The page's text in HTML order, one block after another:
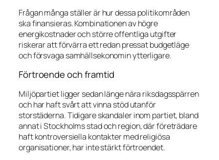
Frågan många ställer är hur dessa politikområden
ska finansieras. Kombinationen av högre
energikostnader och större offentliga utgifter
riskerar att förvärra ett redan pressat budgetläge
och försvaga samhällsekonomin ytterligare.
Förtroende och framtid
Miljöpartiet ligger sedan länge nära riksdagsspärren
och har haft svårt att vinna stöd utanför
storstäderna. Tidigare skandaler inom partiet, bland
annat i Stockholms stad och region, där företrädare
haft kontroversiella kontakter med religiösa
organisationer, har inte stärkt förtroendet.